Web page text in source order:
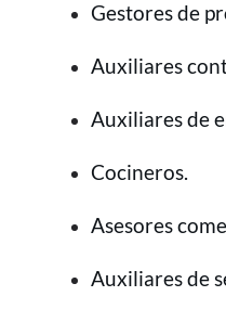
Gestores de
Auxiliares
Auxiliares de
Cocineros.
Asesores
Auxiliares de